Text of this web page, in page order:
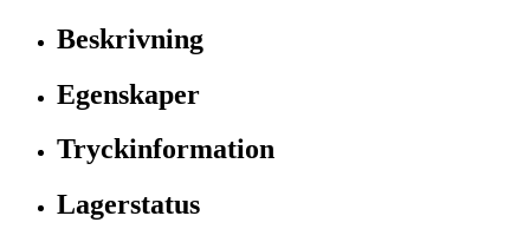
Beskrivning
Egenskaper
Tryckinformation
Lagerstatus